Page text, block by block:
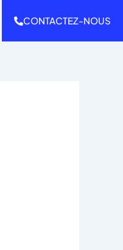
CONTACTEZ-NOUS